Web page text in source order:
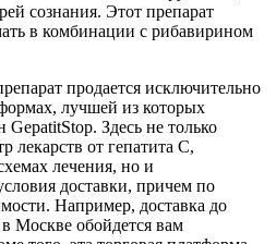
сознания. Этот препарат
в комбинации с рибавирином
продается исключительно
лучшей из которых
GepatitStop. Здесь не только
лекарств от гепатита С,
лечения, но и
доставки, причем по
Например, доставка до
Москве обойдется вам